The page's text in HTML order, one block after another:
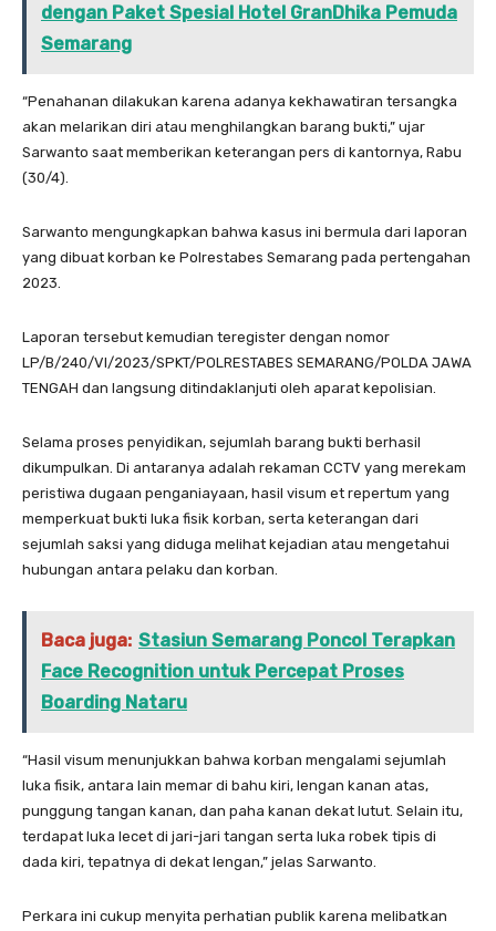
dengan Paket Spesial Hotel GranDhika Pemuda
Semarang
“Penahanan dilakukan karena adanya kekhawatiran tersangka
akan melarikan diri atau menghilangkan barang bukti,” ujar
Sarwanto saat memberikan keterangan pers di kantornya, Rabu
(30/4).
Sarwanto mengungkapkan bahwa kasus ini bermula dari laporan
yang dibuat korban ke Polrestabes Semarang pada pertengahan
2023.
Laporan tersebut kemudian teregister dengan nomor
LP/B/240/VI/2023/SPKT/POLRESTABES SEMARANG/POLDA JAWA
TENGAH dan langsung ditindaklanjuti oleh aparat kepolisian.
Selama proses penyidikan, sejumlah barang bukti berhasil
dikumpulkan. Di antaranya adalah rekaman CCTV yang merekam
peristiwa dugaan penganiayaan, hasil visum et repertum yang
memperkuat bukti luka fisik korban, serta keterangan dari
sejumlah saksi yang diduga melihat kejadian atau mengetahui
hubungan antara pelaku dan korban.
Baca juga: Stasiun Semarang Poncol Terapkan
Face Recognition untuk Percepat Proses
Boarding Nataru
“Hasil visum menunjukkan bahwa korban mengalami sejumlah
luka fisik, antara lain memar di bahu kiri, lengan kanan atas,
punggung tangan kanan, dan paha kanan dekat lutut. Selain itu,
terdapat luka lecet di jari-jari tangan serta luka robek tipis di
dada kiri, tepatnya di dekat lengan,” jelas Sarwanto.
Perkara ini cukup menyita perhatian publik karena melibatkan